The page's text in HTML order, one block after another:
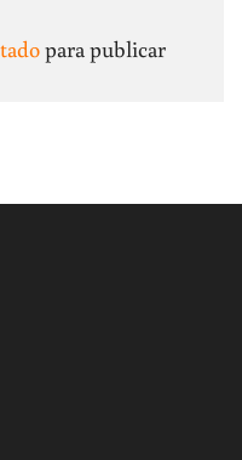
para publicar